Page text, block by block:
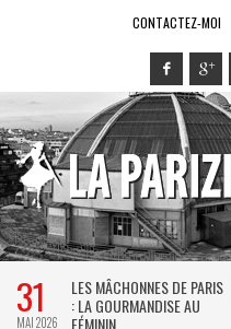
CONTACTEZ-MOI
31
MAI 2026
LES MÂCHONNES DE PARIS
: LA GOURMANDISE AU
FÉMININ